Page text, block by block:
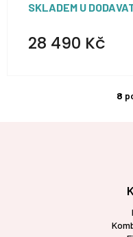
SKLADEM U
28 490 Kč
8